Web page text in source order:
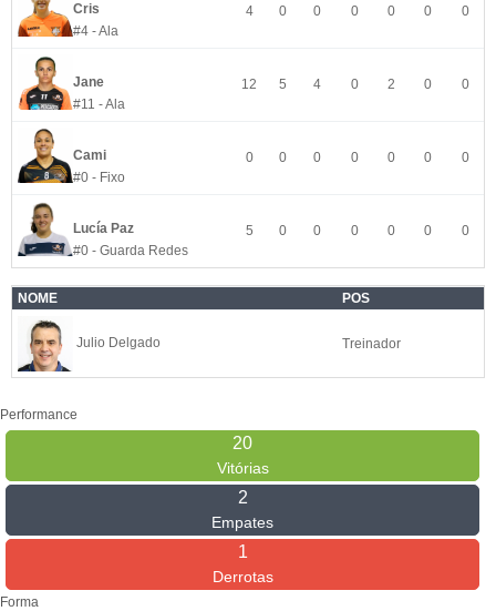
Cris
#4 - Ala
4 0 0 0 0 0 0
Jane
#11 - Ala
12 5 4 0 2 0 0
Cami
#0 - Fixo
0 0 0 0 0 0 0
Lucía Paz
#0 - Guarda Redes
5 0 0 0 0 0 0
NOME POS
Julio Delgado Treinador
Performance
20
Vitórias
2
Empates
1
Derrotas
Forma